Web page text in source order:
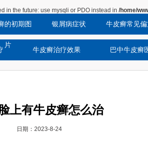
in the future: use mysqli or PDO instead in /home/
的初期图
片
银屑病症状 牛皮癣常见
牛皮癣治疗效果 巴中牛皮癣
上有牛皮癣怎么治
日期：2023-8-24